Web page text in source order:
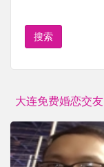
搜索
大连免费婚恋交友